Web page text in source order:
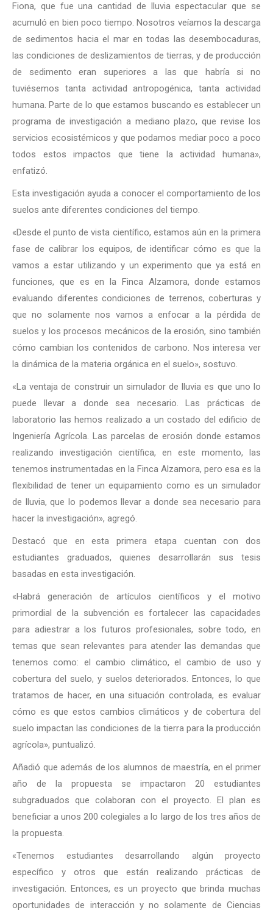
Fiona, que fue una cantidad de lluvia espectacular que se
acumuló en bien poco tiempo. Nosotros veíamos la descarga
de sedimentos hacia el mar en todas las desembocaduras,
las condiciones de deslizamientos de tierras, y de producción
de sedimento eran superiores a las que habría si no
tuviésemos tanta actividad antropogénica, tanta actividad
humana. Parte de lo que estamos buscando es establecer un
programa de investigación a mediano plazo, que revise los
servicios ecosistémicos y que podamos mediar poco a poco
todos estos impactos que tiene la actividad humana»,
enfatizó.
Esta investigación ayuda a conocer el comportamiento de los
suelos ante diferentes condiciones del tiempo.
«Desde el punto de vista científico, estamos aún en la primera
fase de calibrar los equipos, de identificar cómo es que la
vamos a estar utilizando y un experimento que ya está en
funciones, que es en la Finca Alzamora, donde estamos
evaluando diferentes condiciones de terrenos, coberturas y
que no solamente nos vamos a enfocar a la pérdida de
suelos y los procesos mecánicos de la erosión, sino también
cómo cambian los contenidos de carbono. Nos interesa ver
la dinámica de la materia orgánica en el suelo», sostuvo.
«La ventaja de construir un simulador de lluvia es que uno lo
puede llevar a donde sea necesario. Las prácticas de
laboratorio las hemos realizado a un costado del edificio de
Ingeniería Agrícola. Las parcelas de erosión donde estamos
realizando investigación científica, en este momento, las
tenemos instrumentadas en la Finca Alzamora, pero esa es la
flexibilidad de tener un equipamiento como es un simulador
de lluvia, que lo podemos llevar a donde sea necesario para
hacer la investigación», agregó.
Destacó que en esta primera etapa cuentan con dos
estudiantes graduados, quienes desarrollarán sus tesis
basadas en esta investigación.
«Habrá generación de artículos científicos y el motivo
primordial de la subvención es fortalecer las capacidades
para adiestrar a los futuros profesionales, sobre todo, en
temas que sean relevantes para atender las demandas que
tenemos como: el cambio climático, el cambio de uso y
cobertura del suelo, y suelos deteriorados. Entonces, lo que
tratamos de hacer, en una situación controlada, es evaluar
cómo es que estos cambios climáticos y de cobertura del
suelo impactan las condiciones de la tierra para la producción
agrícola», puntualizó.
Añadió que además de los alumnos de maestría, en el primer
año de la propuesta se impactaron 20 estudiantes
subgraduados que colaboran con el proyecto. El plan es
beneficiar a unos 200 colegiales a lo largo de los tres años de
la propuesta.
«Tenemos estudiantes desarrollando algún proyecto
específico y otros que están realizando prácticas de
investigación. Entonces, es un proyecto que brinda muchas
oportunidades de interacción y no solamente de Ciencias